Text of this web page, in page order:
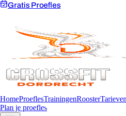
Gratis Proefles
HomeProeflesTrainingenRoosterTarieven
Plan je proefles